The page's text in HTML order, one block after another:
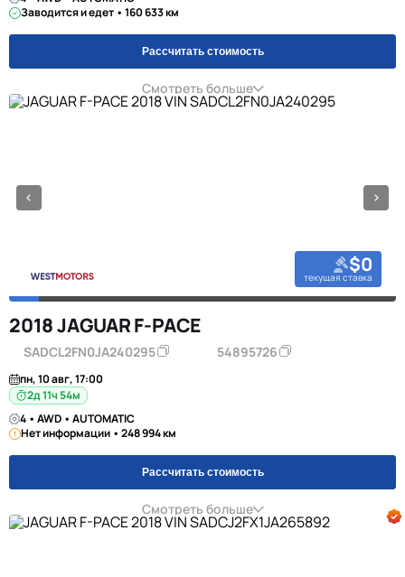
Заводится и едет • 160 633 км
Рассчитать стоимость
Смотреть больше
$0
текущая ставка
2018 JAGUAR F-PACE
SADCL2FN0JA240295 54895726
пн, 10 авг, 17:00
2д 11ч 54м
4 • AWD • AUTOMATIC
Нет информации • 248 994 км
Рассчитать стоимость
Смотреть больше